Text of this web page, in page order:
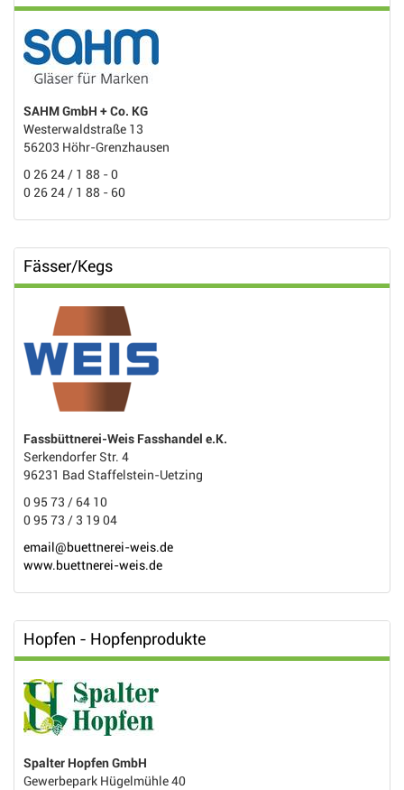
SAHM GmbH + Co. KG
Westerwaldstraße 13
56203 Höhr-Grenzhausen
0 26 24 / 1 88 - 0
0 26 24 / 1 88 - 60
Fässer/Kegs
Fassbüttnerei-Weis Fasshandel e.K.
Serkendorfer Str. 4
96231 Bad Staffelstein-Uetzing
0 95 73 / 64 10
0 95 73 / 3 19 04
email@buettnerei-weis.de
www.buettnerei-weis.de
Hopfen - Hopfenprodukte
Spalter Hopfen GmbH
Gewerbepark Hügelmühle 40